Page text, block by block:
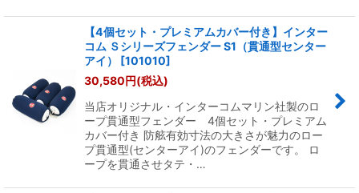
【4個セット・プレミアムカバー付き】インター
コム Ｓシリーズフェンダー S1（貫通型センター
アイ）
[101010]
30,580円(税込)
当店オリジナル・インターコムマリン社製のロ
ープ貫通型フェンダー 4個セット・プレミアム
カバー付き 防舷有効寸法の大きさが魅力のロー
プ貫通型(センターアイ)のフェンダーです。 ロ
ープを貫通させタテ・…